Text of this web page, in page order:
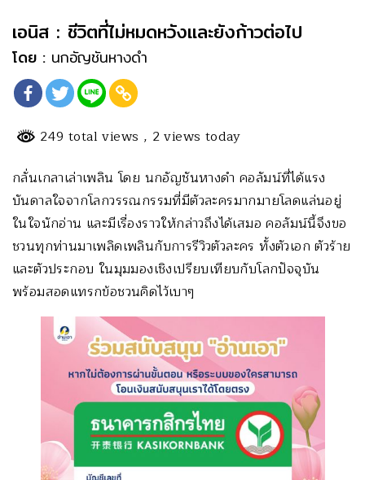
เอนิส : ชีวิตที่ไม่หมดหวังและยังก้าวต่อไป
โดย : นกอัญชันหางดำ
249 total views , 2 views today
กลั่นเกลาเล่าเพลิน โดย นกอัญชันหางดำ คอลัมน์ที่ได้แรง
บันดาลใจจากโลกวรรณกรรมที่มีตัวละครมากมายโลดแล่นอยู่
ในใจนักอ่าน และมีเรื่องราวให้กล่าวถึงได้เสมอ คอลัมน์นี้จึงขอ
ชวนทุกท่านมาเพลิดเพลินกับการรีวิวตัวละคร ทั้งตัวเอก ตัวร้าย
และตัวประกอบ ในมุมมองเชิงเปรียบเทียบกับโลกปัจจุบัน
พร้อมสอดแทรกข้อชวนคิดไว้เบาๆ